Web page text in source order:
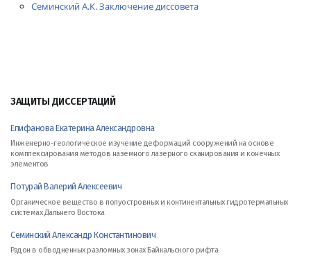
ЗАЩИТЫ ДИССЕРТАЦИЙ
Епифанова Екатерина Александровна
Инженерно-геологическое изучение деформаций сооружений на основе
комплексирования методов наземного лазерного сканирования и конечных
элементов
Потурай Валерий Алексеевич
Органическое вещество в полуостровных и континентальных гидротермальных
системах Дальнего Востока
Семинский Александр Константинович
Радон в обводненных разломных зонах Байкальского рифта
Семинский А.К. Заключение диссовета